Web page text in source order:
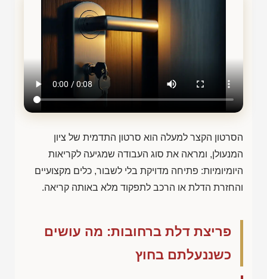
הסרטון הקצר למעלה הוא סרטון התדמית של ציון
המנעולן, ומראה את סוג העבודה שמגיעה לקריאות
היומיומיות: פתיחה מדויקת בלי לשבור, כלים מקצועיים
והחזרת הדלת או הרכב לתפקוד מלא באותה קריאה.
פריצת דלת ברחובות: מה עושים
כשננעלתם בחוץ